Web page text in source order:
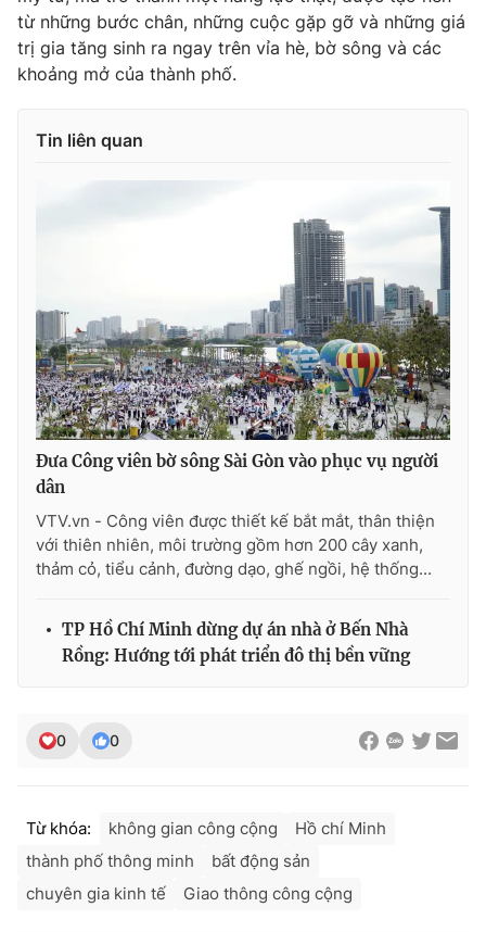
từ những bước chân, những cuộc gặp gỡ và những giá
trị gia tăng sinh ra ngay trên vỉa hè, bờ sông và các
khoảng mở của thành phố.
Tin liên quan
Đưa Công viên bờ sông Sài Gòn vào phục vụ người
dân
VTV.vn - Công viên được thiết kế bắt mắt, thân thiện
với thiên nhiên, môi trường gồm hơn 200 cây xanh,
thảm cỏ, tiểu cảnh, đường dạo, ghế ngồi, hệ thống...
TP Hồ Chí Minh dừng dự án nhà ở Bến Nhà
Rồng: Hướng tới phát triển đô thị bền vững
0 0
Từ khóa: không gian công cộng
Hồ chí Minh
thành phố thông minh
bất động sản
chuyên gia kinh tế
Giao thông công cộng